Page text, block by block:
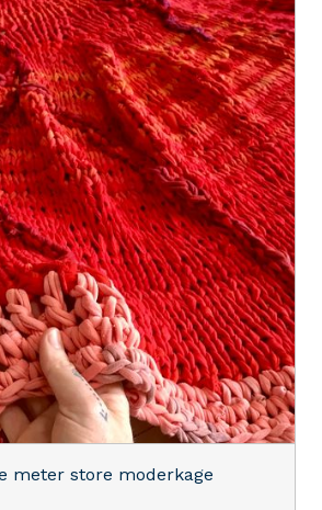
meter store moderkage